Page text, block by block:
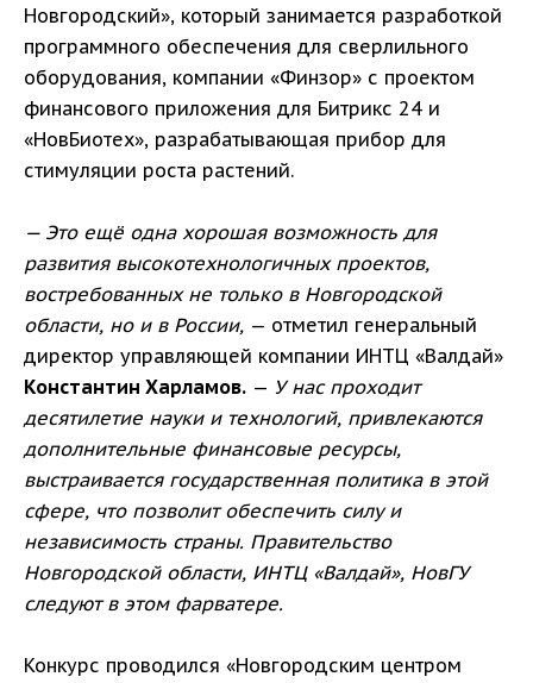
Новгородский», который занимается разработкой
программного обеспечения для сверлильного
оборудования, компании «Финзор» с проектом
финансового приложения для Битрикс 24 и
«НовБиотех», разрабатывающая прибор для
стимуляции роста растений.
— Это ещё одна хорошая возможность для
развития высокотехнологичных проектов,
востребованных не только в Новгородской
области, но и в России, — отметил генеральный
директор управляющей компании ИНТЦ «Валдай»
Константин Харламов. — У нас проходит
десятилетие науки и технологий, привлекаются
дополнительные финансовые ресурсы,
выстраивается государственная политика в этой
сфере, что позволит обеспечить силу и
независимость страны. Правительство
Новгородской области, ИНТЦ «Валдай», НовГУ
следуют в этом фарватере.
Конкурс проводился «Новгородским центром